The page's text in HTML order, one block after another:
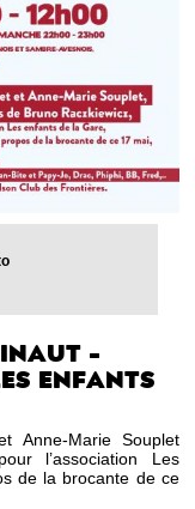
-
ENFANTS
Anne-Marie Souplet
l’association Les
de la brocante de ce